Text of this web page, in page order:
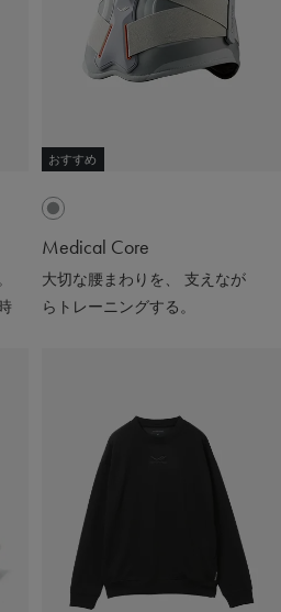
帽#ママコーデ
おすすめ
Medical Core
大切な腰まわりを、 支えなが
らトレーニングする。